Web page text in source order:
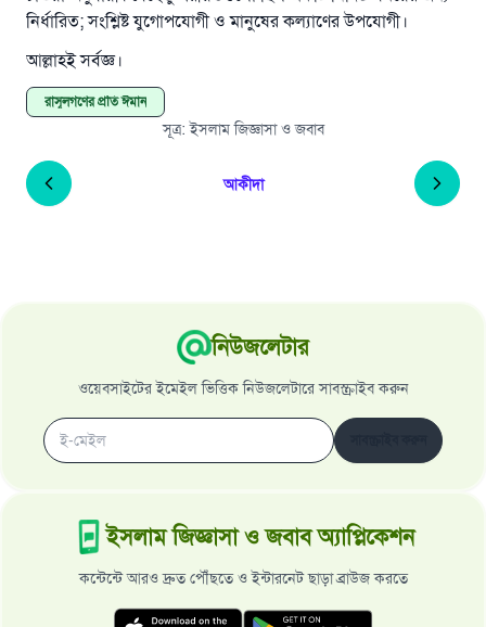
নির্ধারিত; সংশ্লিষ্ট যুগোপযোগী ও মানুষের কল্যাণের উপযোগী।
আল্লাহই সর্বজ্ঞ।
রাসূলগণের প্রতি ঈমান
সূত্র:ইসলাম জিজ্ঞাসা ও জবাব
আকীদা
নিউজলেটার
ওয়েবসাইটের ইমেইল ভিত্তিক নিউজলেটারে সাবস্ক্রাইব করুন
ইসলাম জিজ্ঞাসা ও জবাব অ্যাপ্লিকেশন
কন্টেন্টে আরও দ্রুত পৌঁছতে ও ইন্টারনেট ছাড়া ব্রাউজ করতে